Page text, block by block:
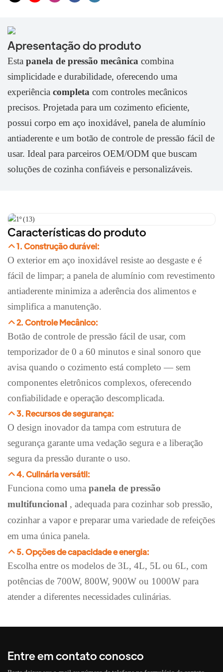
Apresentação do produto
Esta panela de pressão mecânica combina
simplicidade e durabilidade, oferecendo uma
experiência completa com controles mecânicos
precisos. Projetada para um cozimento eficiente,
possui corpo em aço inoxidável, panela de alumínio
antiaderente e um botão de controle de pressão fácil de
usar. Ideal para parceiros OEM/ODM que buscam
soluções de cozinha confiáveis ​​e personalizáveis.
Características do produto
1. Construção durável:
O exterior em aço inoxidável resiste ao desgaste e é
fácil de limpar; a panela de alumínio com revestimento
antiaderente minimiza a aderência dos alimentos e
simplifica a manutenção.
2. Controle Mecânico:
Botão de controle de pressão fácil de usar, com
temporizador de 0 a 60 minutos e sinal sonoro que
avisa quando o cozimento está completo — sem
componentes eletrônicos complexos, oferecendo
confiabilidade e operação descomplicada.
3. Recursos de segurança:
O design inovador da tampa com estrutura de
segurança garante uma vedação segura e a liberação
segura da pressão durante o uso.
4. Culinária versátil:
Funciona como uma panela de pressão
multifuncional , adequada para cozinhar sob pressão,
cozinhar a vapor e preparar uma variedade de refeições
em uma única panela.
5. Opções de capacidade e energia:
Escolha entre os modelos de 3L, 4L, 5L ou 6L, com
potências de 700W, 800W, 900W ou 1000W para
atender a diferentes necessidades culinárias.
Entre em contato conosco